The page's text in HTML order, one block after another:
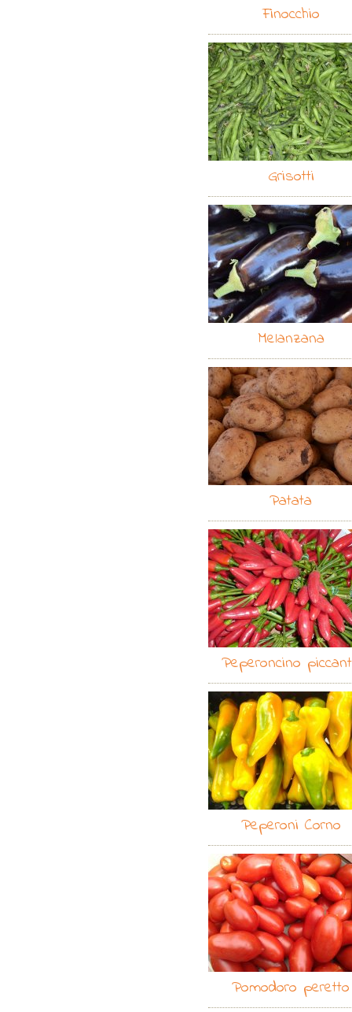
Finocchio
Grisotti
Melanzana
Patata
Peperoncino
Peperoni Corno
Pomodoro peretto